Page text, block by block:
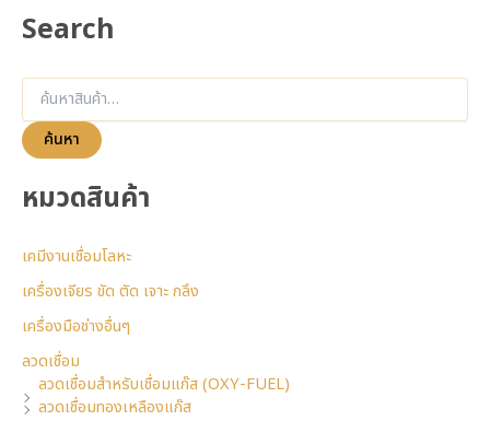
Search
ค้นหา
หมวดสินค้า
เคมีงานเชื่อมโลหะ
เครื่องเจียร ขัด ตัด เจาะ กลึง
เครื่องมือช่างอื่นๆ
ลวดเชื่อม
ลวดเชื่อมสำหรับเชื่อมแก๊ส (OXY-FUEL)
ลวดเชื่อมทองเหลืองแก๊ส